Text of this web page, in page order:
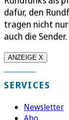
dafür, den
tragen nicht
auch die Sender.
ANZEIGE X
SERVICES
Newsletter